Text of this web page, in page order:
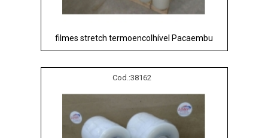
filmes stretch termoencolhível Pacaembu
Cod.:38162